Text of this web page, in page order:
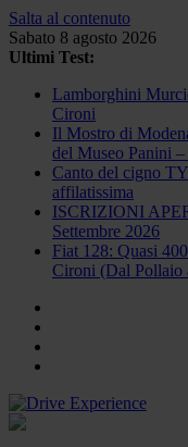
Salta al contenuto
Sabato 8 agosto 2026
Ultimi Test:
Lamborghini
Cironi
Il Mostro di
del Museo Panini
Canto del cigno
affilatissima
ISCRIZIONI
Settembre 2026
Fiat 128: Quasi
Cironi (Dal Pollaio